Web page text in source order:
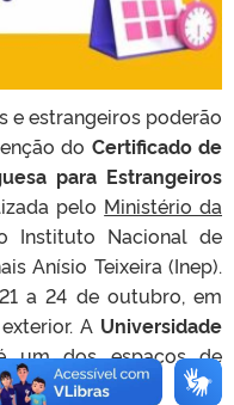
e estrangeiros poderão
do Certificado de
para Estrangeiros
pelo Ministério da
Instituto Nacional de
Anísio Teixeira (Inep).
a 24 de outubro, em
. A Universidade
um dos espaços de